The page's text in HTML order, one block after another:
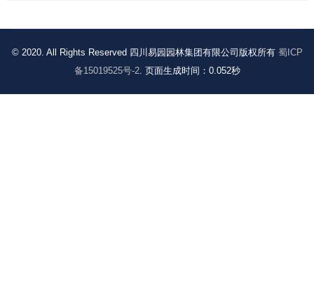
© 2020. All Rights Reserved 四川易园园林集团有限公司版权所有 蜀ICP
备15019525号-2. 页面生成时间：0.052秒